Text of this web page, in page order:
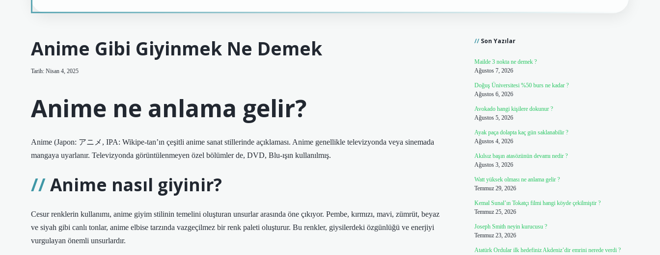
Anime Gibi Giyinmek Ne Demek
Tarih: Nisan 4, 2025
Anime ne anlama gelir?
Anime (Japon: アニメ, IPA: Wikipe-tan’ın çeşitli anime sanat stillerinde açıklaması. Anime genellikle televizyonda veya sinemada
mangaya uyarlanır. Televizyonda görüntülenmeyen özel bölümler de, DVD, Blu-ışın kullanılmış.
Anime nasıl giyinir?
Cesur renklerin kullanımı, anime giyim stilinin temelini oluşturan unsurlar arasında öne çıkıyor. Pembe, kırmızı, mavi, zümrüt, beyaz
ve siyah gibi canlı tonlar, anime elbise tarzında vazgeçilmez bir renk paleti oluşturur. Bu renkler, giysilerdeki özgünlüğü ve enerjiyi
vurgulayan önemli unsurlardır.
Son Yazılar
Mailde 3 nokta ne demek ?
Ağustos 7, 2026
Doğuş Üniversitesi %50 burs ne kadar ?
Ağustos 6, 2026
Avokado hangi kişilere dokunur ?
Ağustos 5, 2026
Ayak paça dolapta kaç gün saklanabilir ?
Ağustos 4, 2026
Akılsız başın atasözünün devamı nedir ?
Ağustos 3, 2026
Watt yüksek olması ne anlama gelir ?
Temmuz 29, 2026
Kemal Sunal’ın Tokatçı filmi hangi köyde çekilmiştir ?
Temmuz 25, 2026
Joseph Smith neyin kurucusu ?
Temmuz 23, 2026
Atatürk Ordular ilk hedefiniz Akdeniz’dir emrini nerede verdi ?